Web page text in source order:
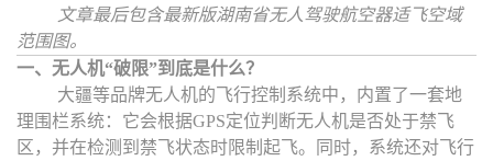
文章最后包含最新版湖南省无人驾驶航空器适飞空域
范围图。
一、无人机“破限”到底是什么？
大疆等品牌无人机的飞行控制系统中，内置了一套地
理围栏系统：它会根据GPS定位判断无人机是否处于禁飞
区，并在检测到禁飞状态时限制起飞。同时，系统还对飞行